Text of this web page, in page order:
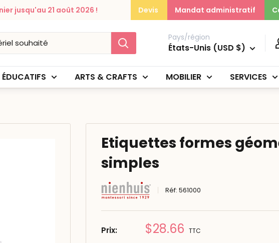
jusqu'au 21 août 2026 ! Devis Mandat administratif
Pays/région
États-Unis (USD $)
ARTS & CRAFTS MOBILIER SERVICES
Etiquettes formes
simples
Réf:561000
Prix: Prix
$28.66 TTC